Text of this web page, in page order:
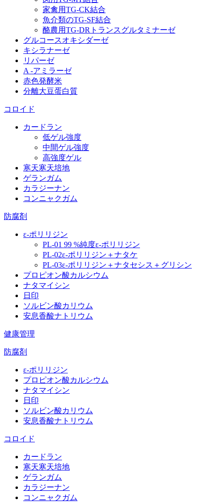
家禽用TG‐CK結合
魚介類のTG‐SF結合
酪農用TG‐DRトランスグルタミナーゼ
グルコースオキシダーゼ
キシラナーゼ
リパーゼ
A -アミラーゼ
赤色発酵米
分離大豆蛋白質
コロイド
カードラン
低ゲル強度
中間ゲル強度
高強度ゲル
寒天寒天培地
ゲランガム
カラジーナン
コンニャクガム
防腐剤
ε‐ポリリジン
PL‐01 99 %純度ε‐ポリリジン
PL‐02ε‐ポリリジン＋ナタケ
PL‐03ε‐ポリリジン＋ナタセシス＋グリシン
プロピオン酸カルシウム
ナタマイシン
日印
ソルビン酸カリウム
安息香酸ナトリウム
健康管理
防腐剤
ε‐ポリリジン
プロピオン酸カルシウム
ナタマイシン
日印
ソルビン酸カリウム
安息香酸ナトリウム
コロイド
カードラン
寒天寒天培地
ゲランガム
カラジーナン
コンニャクガム